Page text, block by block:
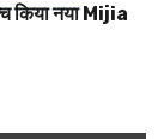
किया नया Mijia